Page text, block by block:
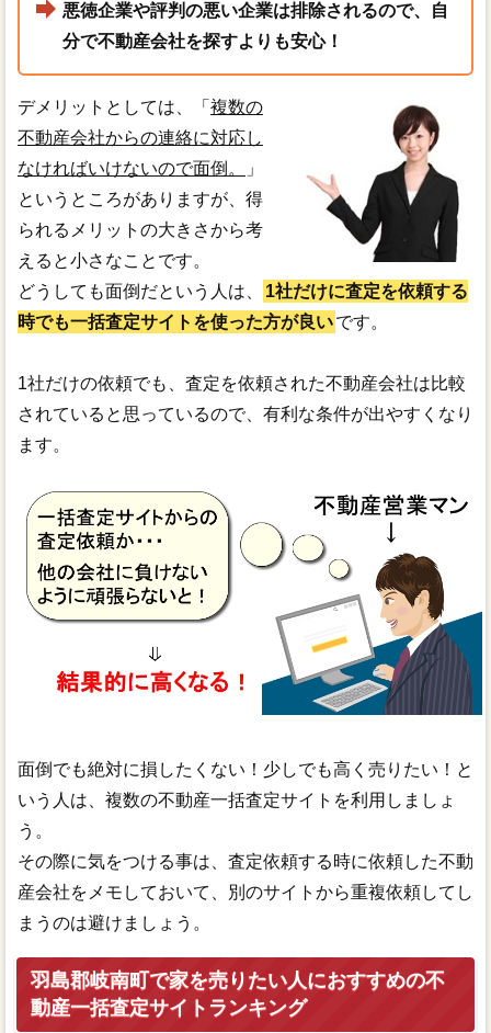
悪徳企業や評判の悪い企業は排除されるので、自
分で不動産会社を探すよりも安心！
デメリットとしては、「 複数の
不動産会社からの連絡に対応し
なければいけないので面倒。
」
というところがありますが、得
られるメリットの大きさから考
えると小さなことです。
どうしても面倒だという人は、
1社だけに査定を依頼する
時でも一括査定サイトを使った方が良いです。
1社だけの依頼でも、査定を依頼された不動産会社は比較
されていると思っているので、有利な条件が出やすくなり
ます。
面倒でも絶対に損したくない！少しでも高く売りたい！と
いう人は、複数の不動産一括査定サイトを利用しましょ
う。
その際に気をつける事は、査定依頼する時に依頼した不動
産会社をメモしておいて、別のサイトから重複依頼してし
まうのは避けましょう。
羽島郡岐南町で家を売りたい人におすすめの不
動産一括査定サイトランキング